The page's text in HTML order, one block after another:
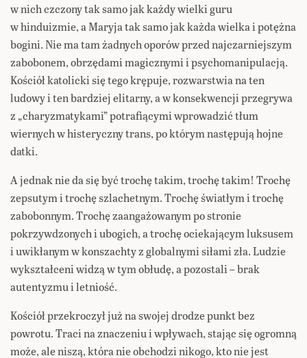
w nich czczony tak samo jak każdy wielki guru
w hinduizmie, a Maryja tak samo jak każda wielka i potężna
bogini. Nie ma tam żadnych oporów przed najczarniejszym
zabobonem, obrzędami magicznymi i psychomanipulacją.
Kościół katolicki się tego krępuje, rozwarstwia na ten
ludowy i ten bardziej elitarny, a w konsekwencji przegrywa
z „charyzmatykami” potrafiącymi wprowadzić tłum
wiernych w histeryczny trans, po którym następują hojne
datki.
A jednak nie da się być trochę takim, trochę takim! Trochę
zepsutym i trochę szlachetnym. Trochę światłym i trochę
zabobonnym. Trochę zaangażowanym po stronie
pokrzywdzonych i ubogich, a trochę ociekającym luksusem
i uwikłanym w konszachty z globalnymi siłami zła. Ludzie
wykształceni widzą w tym obłudę, a pozostali – brak
autentyzmu i letniość.
Kościół przekroczył już na swojej drodze punkt bez
powrotu. Traci na znaczeniu i wpływach, stając się ogromną
może, ale niszą, która nie obchodzi nikogo, kto nie jest